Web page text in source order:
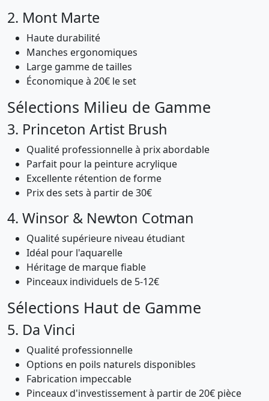
2. Mont Marte
Haute durabilité
Manches ergonomiques
Large gamme de tailles
Économique à 20€ le set
Sélections Milieu de Gamme
3. Princeton Artist Brush
Qualité professionnelle à prix abordable
Parfait pour la peinture acrylique
Excellente rétention de forme
Prix des sets à partir de 30€
4. Winsor & Newton Cotman
Qualité supérieure niveau étudiant
Idéal pour l'aquarelle
Héritage de marque fiable
Pinceaux individuels de 5-12€
Sélections Haut de Gamme
5. Da Vinci
Qualité professionnelle
Options en poils naturels disponibles
Fabrication impeccable
Pinceaux d'investissement à partir de 20€ pièce